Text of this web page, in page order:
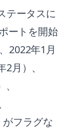
テータスに
ートを開始
2022年1月
月）、
フラグな